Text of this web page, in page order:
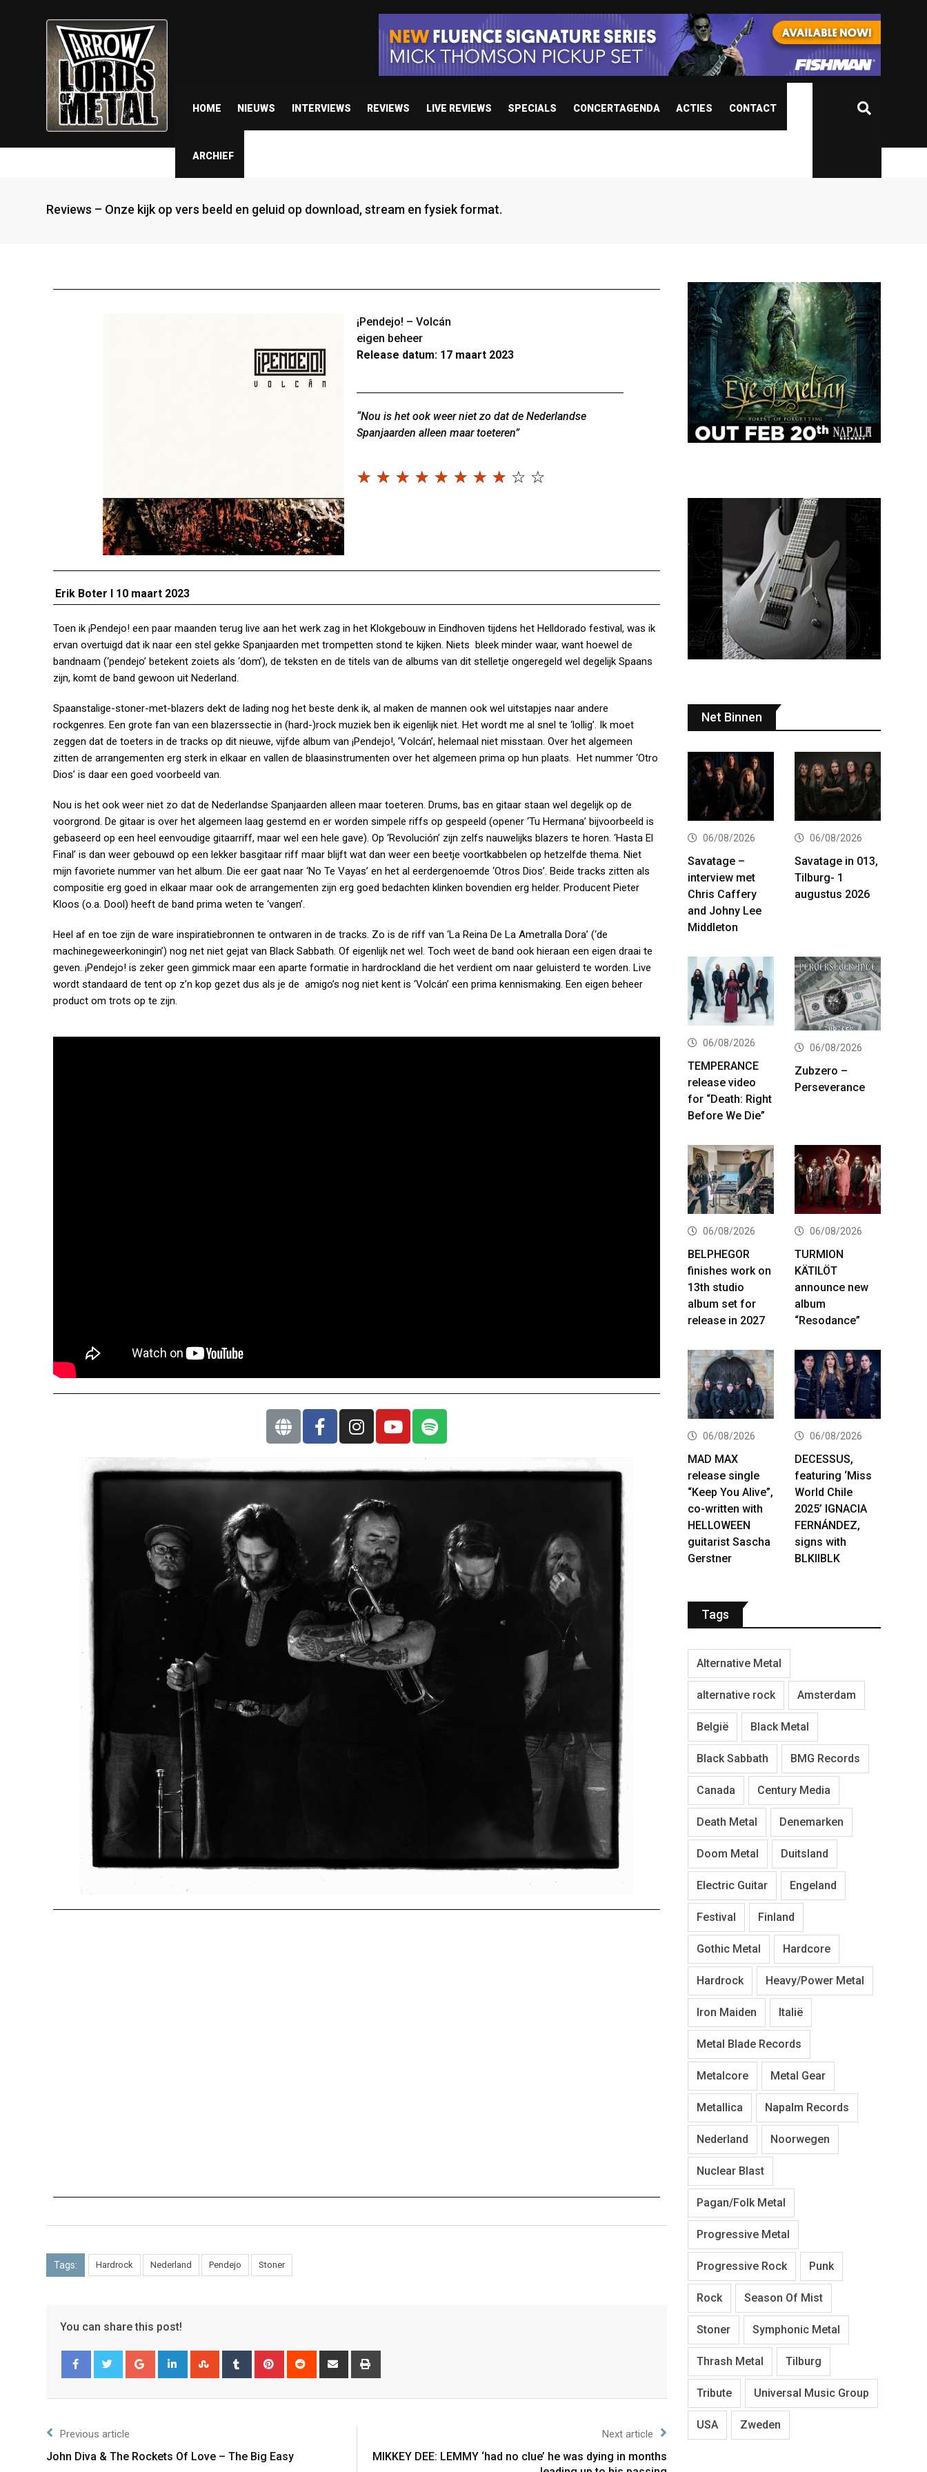
HOME NIEUWS INTERVIEWS REVIEWS LIVE REVIEWS SPECIALS CONCERTAGENDA ACTIES CONTACT
ARCHIEF
Reviews – Onze kijk op vers beeld en geluid op download, stream en fysiek format.
¡Pendejo! – Volcán
eigen beheer
Release datum: 17 maart 2023
“Nou is het ook weer niet zo dat de Nederlandse
Spanjaarden alleen maar toeteren”
☆ ☆ ☆ ☆ ☆ ☆ ☆ ☆ ☆ ☆
Erik Boter I 10 maart 2023
Toen ik ¡Pendejo! een paar maanden terug live aan het werk zag in het Klokgebouw in Eindhoven tijdens het Helldorado festival, was ik
ervan overtuigd dat ik naar een stel gekke Spanjaarden met trompetten stond te kijken. Niets bleek minder waar, want hoewel de
bandnaam (‘pendejo’ betekent zoiets als ‘dom’), de teksten en de titels van de albums van dit stelletje ongeregeld wel degelijk Spaans
zijn, komt de band gewoon uit Nederland.
Spaanstalige-stoner-met-blazers dekt de lading nog het beste denk ik, al maken de mannen ook wel uitstapjes naar andere
rockgenres. Een grote fan van een blazerssectie in (hard-)rock muziek ben ik eigenlijk niet. Het wordt me al snel te ‘lollig’. Ik moet
zeggen dat de toeters in de tracks op dit nieuwe, vijfde album van ¡Pendejo!, ‘Volcán’, helemaal niet misstaan. Over het algemeen
zitten de arrangementen erg sterk in elkaar en vallen de blaasinstrumenten over het algemeen prima op hun plaats. Het nummer ‘Otro
Dios’ is daar een goed voorbeeld van.
Nou is het ook weer niet zo dat de Nederlandse Spanjaarden alleen maar toeteren. Drums, bas en gitaar staan wel degelijk op de
voorgrond. De gitaar is over het algemeen laag gestemd en er worden simpele riffs op gespeeld (opener ‘Tu Hermana’ bijvoorbeeld is
gebaseerd op een heel eenvoudige gitaarriff, maar wel een hele gave). Op ‘Revolución’ zijn zelfs nauwelijks blazers te horen. ‘Hasta El
Final’ is dan weer gebouwd op een lekker basgitaar riff maar blijft wat dan weer een beetje voortkabbelen op hetzelfde thema. Niet
mijn favoriete nummer van het album. Die eer gaat naar ‘No Te Vayas’ en het al eerdergenoemde ‘Otros Dios’. Beide tracks zitten als
compositie erg goed in elkaar maar ook de arrangementen zijn erg goed bedachten klinken bovendien erg helder. Producent Pieter
Kloos (o.a. Dool) heeft de band prima weten te ‘vangen’.
Heel af en toe zijn de ware inspiratiebronnen te ontwaren in de tracks. Zo is de riff van ‘La Reina De La Ametralla Dora’ (‘de
machinegeweerkoningin’) nog net niet gejat van Black Sabbath. Of eigenlijk net wel. Toch weet de band ook hieraan een eigen draai te
geven. ¡Pendejo! is zeker geen gimmick maar een aparte formatie in hardrockland die het verdient om naar geluisterd te worden. Live
wordt standaard de tent op z’n kop gezet dus als je de amigo’s nog niet kent is ‘Volcán’ een prima kennismaking. Een eigen beheer
product om trots op te zijn.
Tags: Hardrock Nederland Pendejo Stoner
You can share this post!
Previous article
John Diva & The Rockets Of Love – The Big Easy
Next article
MIKKEY DEE: LEMMY ‘had no clue’ he was dying in months
Net Binnen
06/08/2026
Savatage –
interview met
Chris Caffery
and Johny Lee
Middleton
06/08/2026
Savatage in 013,
Tilburg- 1
augustus 2026
06/08/2026
TEMPERANCE
release video
for “Death: Right
Before We Die”
06/08/2026
Zubzero –
Perseverance
06/08/2026
BELPHEGOR
finishes work on
13th studio
album set for
release in 2027
06/08/2026
TURMION
KÄTILÖT
announce new
album
“Resodance”
06/08/2026
MAD MAX
release single
“Keep You Alive”,
co-written with
HELLOWEEN
guitarist Sascha
Gerstner
06/08/2026
DECESSUS,
featuring ‘Miss
World Chile
2025’ IGNACIA
FERNÁNDEZ,
signs with
BLKIIBLK
Tags
Alternative Metal
alternative rock Amsterdam
België Black Metal
Black Sabbath BMG Records
Canada Century Media
Death Metal Denemarken
Doom Metal Duitsland
Electric Guitar Engeland
Festival Finland
Gothic Metal Hardcore
Hardrock Heavy/Power Metal
Iron Maiden Italië
Metal Blade Records
Metalcore Metal Gear
Metallica Napalm Records
Nederland Noorwegen
Nuclear Blast
Pagan/Folk Metal
Progressive Metal
Progressive Rock Punk
Rock Season Of Mist
Stoner Symphonic Metal
Thrash Metal Tilburg
Tribute Universal Music Group
USA Zweden